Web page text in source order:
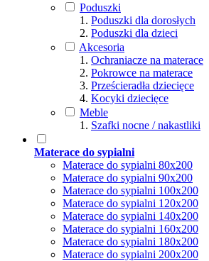
Poduszki
Poduszki dla dorosłych
Poduszki dla dzieci
Akcesoria
Ochraniacze na materace
Pokrowce na materace
Prześcieradła dziecięce
Kocyki dziecięce
Meble
Szafki nocne / nakastliki
Materace do sypialni
Materace do sypialni 80x200
Materace do sypialni 90x200
Materace do sypialni 100x200
Materace do sypialni 120x200
Materace do sypialni 140x200
Materace do sypialni 160x200
Materace do sypialni 180x200
Materace do sypialni 200x200